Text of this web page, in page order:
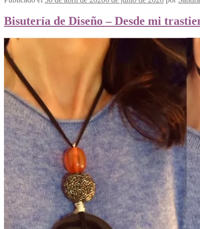
Bisutería de Diseño – Desde mi